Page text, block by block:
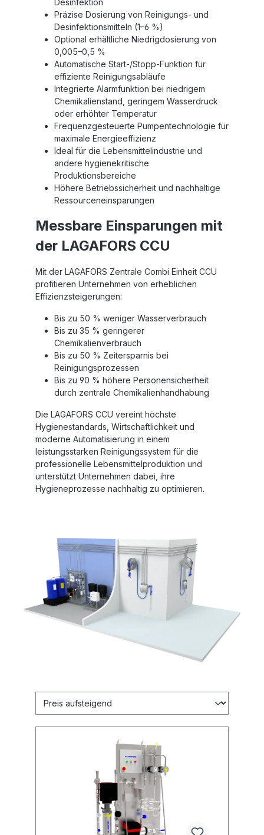
Präzise Dosierung von Reinigungs- und
Desinfektionsmitteln (1–6 %)
Optional erhältliche Niedrigdosierung von
0,005–0,5 %
Automatische Start-/Stopp-Funktion für
effiziente Reinigungsabläufe
Integrierte Alarmfunktion bei niedrigem
Chemikalienstand, geringem Wasserdruck
oder erhöhter Temperatur
Frequenzgesteuerte Pumpentechnologie für
maximale Energieeffizienz
Ideal für die Lebensmittelindustrie und
andere hygienekritische
Produktionsbereiche
Höhere Betriebssicherheit und nachhaltige
Ressourceneinsparungen
Messbare Einsparungen mit
der LAGAFORS CCU
Mit der LAGAFORS Zentrale Combi Einheit CCU
profitieren Unternehmen von erheblichen
Effizienzsteigerungen:
Bis zu 50 % weniger Wasserverbrauch
Bis zu 35 % geringerer
Chemikalienverbrauch
Bis zu 50 % Zeitersparnis bei
Reinigungsprozessen
Bis zu 90 % höhere Personensicherheit
durch zentrale Chemikalienhandhabung
Die LAGAFORS CCU vereint höchste
Hygienestandards, Wirtschaftlichkeit und
moderne Automatisierung in einem
leistungsstarken Reinigungssystem für die
professionelle Lebensmittelproduktion und
unterstützt Unternehmen dabei, ihre
Hygieneprozesse nachhaltig zu optimieren.